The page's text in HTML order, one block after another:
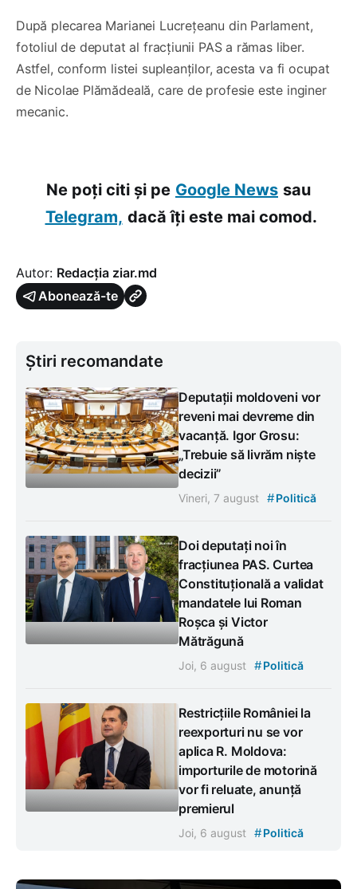
După plecarea Marianei Lucrețeanu din Parlament,
fotoliul de deputat al fracțiunii PAS a rămas liber.
Astfel, conform listei supleanților, acesta va fi ocupat
de Nicolae Plămădeală, care de profesie este inginer
mecanic.
Ne poți citi și pe Google News sau
Telegram, dacă îți este mai comod.
Autor: Redacția ziar.md
Abonează-te
Știri recomandate
Deputații moldoveni vor
reveni mai devreme din
vacanță. Igor Grosu:
„Trebuie să livrăm niște
decizii”
Vineri, 7 august #Politică
Doi deputați noi în
fracțiunea PAS. Curtea
Constituțională a validat
mandatele lui Roman
Roșca și Victor
Mătrăgună
Joi, 6 august #Politică
Restricțiile României la
reexporturi nu se vor
aplica R. Moldova:
importurile de motorină
vor fi reluate, anunță
premierul
Joi, 6 august #Politică